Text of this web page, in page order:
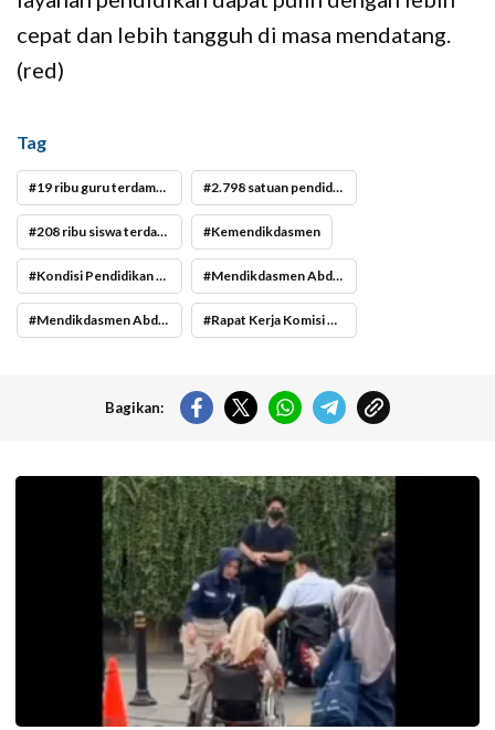
cepat dan lebih tangguh di masa mendatang.
(red)
Tag
19 ribu guru terdampak bencana Sumatra 2.798 satuan pendidikan terdampak bencana Sumatra
208 ribu siswa terdampak bencana Sumatra Kemendikdasmen
Kondisi Pendidikan Terdampak Bencana Mendikdasmen Abdul Mu’ti
Mendikdasmen Abdul Mu’ti paparkan kondisi pendidikan di daerah bencana Sumatra Rapat Kerja Komisi X DPR RI dan Mendikdasmen Abdul Mu’ti
Bagikan:
Pramusapa Transjakarta bantu disabilitas.(Foto: Istimewa-
beritajakarta.id)